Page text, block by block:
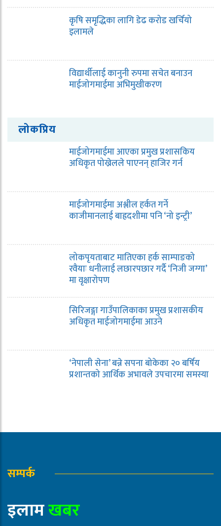
कृषि समृद्धिका लागि डेढ करोड खर्चियो
इलामले
विद्यार्थीलाई कानुनी रुपमा सचेत बनाउन
माईजोगमाईमा अभिमुखीकरण
लोकप्रिय
माईजोगमाईमा आएका प्रमुख प्रशासकिय
अधिकृत पोख्रेलले पाएनन् हाजिर गर्न
माईजोगमाईमा अश्लील हर्कत गर्ने
काजीमानलाई बाह्रदशीमा पनि ‘नो इन्ट्री’
लोकपृयताबाट मातिएका हर्क साम्पाङको
रवैयाः धनीलाई लछारपछार गर्दै ‘निजी जग्गा’
मा वृक्षारोपण
सिरिजङ्गा गाउँपालिकाका प्रमुख प्रशासकीय
अधिकृत माईजोगमाईमा आउने
‘नेपाली सेना’ बन्ने सपना बोकेका २० बर्षिय
प्रशान्तको आर्थिक अभावले उपचारमा समस्या
सम्पर्क
इलामखबर